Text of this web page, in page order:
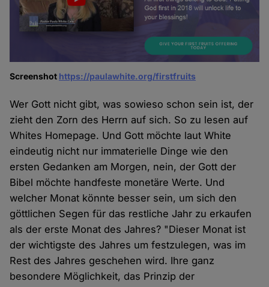
Screenshot https://paulawhite.org/firstfruits
Wer Gott nicht gibt, was sowieso schon sein ist, der
zieht den Zorn des Herrn auf sich. So zu lesen auf
Whites Homepage. Und Gott möchte laut White
eindeutig nicht nur immaterielle Dinge wie den
ersten Gedanken am Morgen, nein, der Gott der
Bibel möchte handfeste monetäre Werte. Und
welcher Monat könnte besser sein, um sich den
göttlichen Segen für das restliche Jahr zu erkaufen
als der erste Monat des Jahres? "Dieser Monat ist
der wichtigste des Jahres um festzulegen, was im
Rest des Jahres geschehen wird. Ihre ganz
besondere Möglichkeit, das Prinzip der